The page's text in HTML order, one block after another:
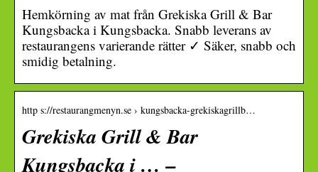
Hemkörning av mat från Grekiska Grill & Bar
Kungsbacka i Kungsbacka. Snabb leverans av
restaurangens varierande rätter ✓ Säker, snabb och
smidig betalning.
http s://restaurangmenyn.se › kungsbacka-grekiskagrillb…
Grekiska Grill & Bar
Kungsbacka i … –